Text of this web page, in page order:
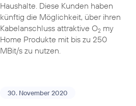
Haushalte. Diese Kunden haben
künftig die Möglichkeit, über ihren
Kabelanschluss attraktive O2my
Home Produkte mit bis zu 250
MBit/s zu nutzen.
30. November 2020